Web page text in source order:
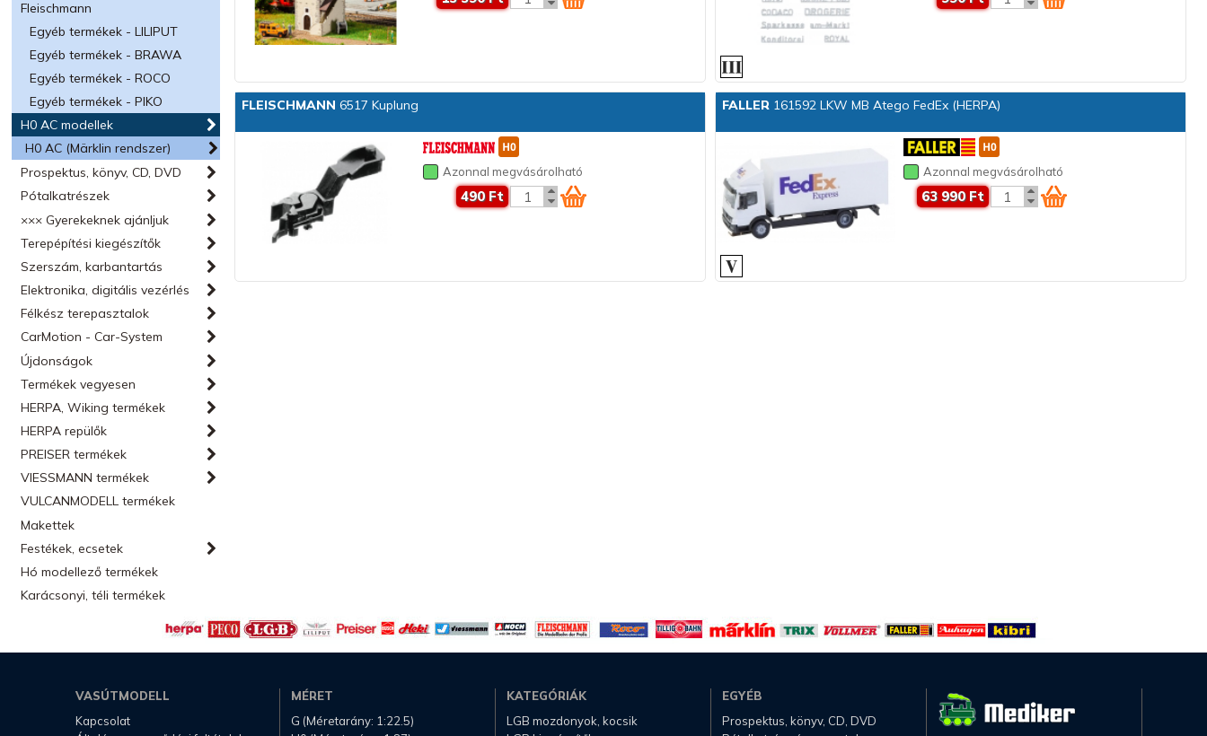
Fleischmann
Egyéb termékek - LILIPUT
Egyéb termékek - BRAWA
Egyéb termékek - ROCO
Egyéb termékek - PIKO
H0 AC modellek
H0 AC (Märklin rendszer)
Prospektus, könyv, CD, DVD
Pótalkatrészek
××× Gyerekeknek ajánljuk
Terepépítési kiegészítők
Szerszám, karbantartás
Elektronika, digitális vezérlés
Félkész terepasztalok
CarMotion - Car-System
Újdonságok
Termékek vegyesen
HERPA, Wiking termékek
HERPA repülők
PREISER termékek
VIESSMANN termékek
VULCANMODELL termékek
Makettek
Festékek, ecsetek
Hó modellező termékek
Karácsonyi, téli termékek
FLEISCHMANN 6517 Kuplung
Azonnal megvásárolható
490 Ft
FALLER161592 LKW MB Atego FedEx (HERPA)
Azonnal megvásárolható
63 990 Ft
VASÚTMODELL
Kapcsolat
MÉRET
G (Méretarány: 1:22.5)
KATEGÓRIÁK
LGB mozdonyok, kocsik
EGYÉB
Prospektus, könyv, CD, DVD